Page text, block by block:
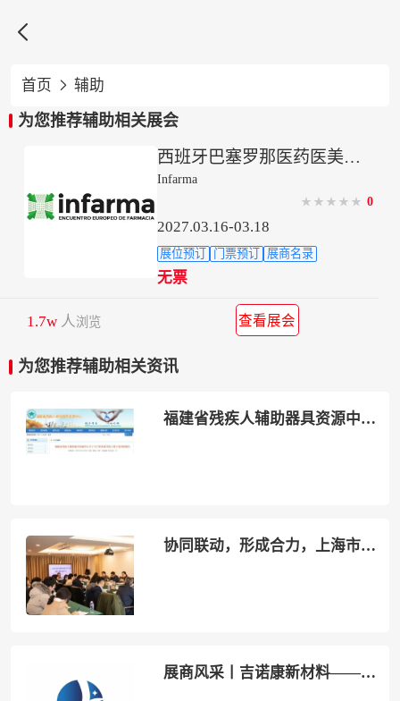

首页  辅助
为您推荐辅助相关展会
西班牙巴塞罗那医药医美保健品展-欧洲制药及辅助药物大会
Infarma
★ ★ ★ ★ ★ 0
2027.03.16-03.18
展位预订 门票预订 展商名录
无票
1.7w人浏览 查看展会
为您推荐辅助相关资讯
福建省残疾人辅助器具资源中心关于公开征集辅具线上展厅素材的通告
协同联动，形成合力，上海市召开加快发展康复辅助器具产业部门联席会议
展商风采丨吉诺康新材料——进口+国产化真空辅助材料集成商